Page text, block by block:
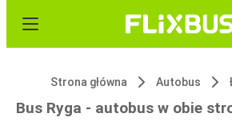
Strona główna Autobus
Bus Ryga - autobus w obie